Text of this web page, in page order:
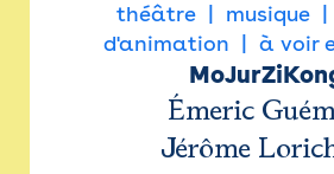
théâtre musique
d'animation
à voir
Émeric
Jérôme